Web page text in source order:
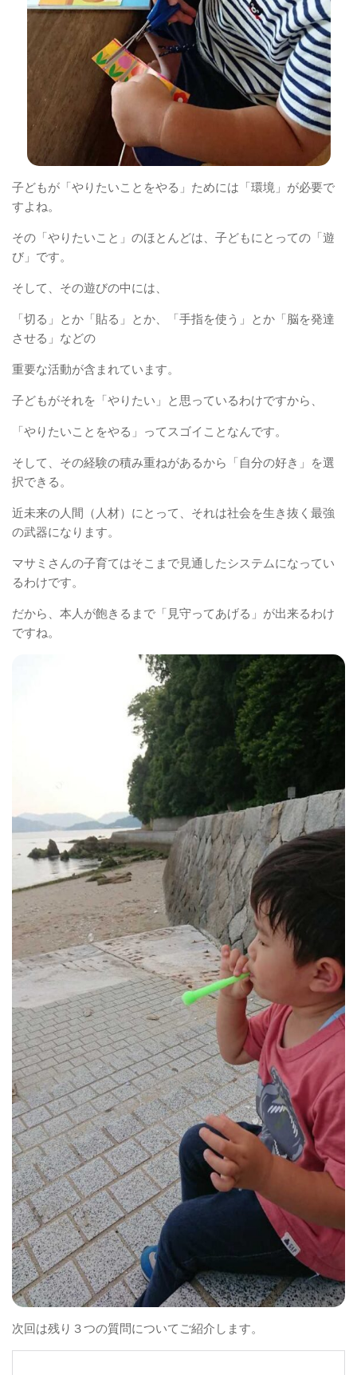
子どもが「やりたいことをやる」ためには「環境」が必要で
すよね。
その「やりたいこと」のほとんどは、子どもにとっての「遊
び」です。
そして、その遊びの中には、
「切る」とか「貼る」とか、「手指を使う」とか「脳を発達
させる」などの
重要な活動が含まれています。
子どもがそれを「やりたい」と思っているわけですから、
「やりたいことをやる」ってスゴイことなんです。
そして、その経験の積み重ねがあるから「自分の好き」を選
択できる。
近未来の人間（人材）にとって、それは社会を生き抜く最強
の武器になります。
マサミさんの子育てはそこまで見通したシステムになってい
るわけです。
だから、本人が飽きるまで「見守ってあげる」が出来るわけ
ですね。
次回は残り３つの質問についてご紹介します。